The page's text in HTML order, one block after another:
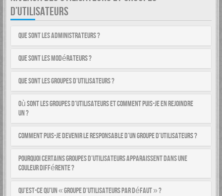
D’UTILISATEURS
Que sont les administrateurs ?
Que sont les modérateurs ?
Que sont les groupes d’utilisateurs ?
Où sont les groupes d’utilisateurs et comment puis-je en rejoindre
un ?
Comment puis-je devenir le responsable d’un groupe d’utilisateurs ?
Pourquoi certains groupes d’utilisateurs apparaissent dans une
couleur différente ?
Qu’est-ce qu’un « groupe d’utilisateurs par défaut » ?